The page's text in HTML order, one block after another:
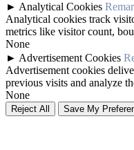
► Analytical Cookies
Analytical cookies track
metrics like visitor count,
None
► Advertisement Cookies
Advertisement cookies
previous visits and analyze
None
Reject All Save My